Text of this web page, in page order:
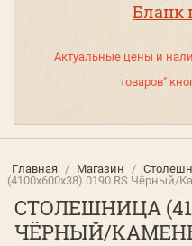
Бланк
Актуальные цены и
товаров"
Главная / Магазин /
(4100х600х38) 0190 RS Чёрный/
СТОЛЕШНИЦА
ЧЁРНЫЙ/